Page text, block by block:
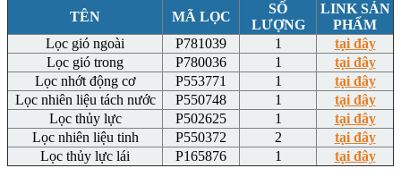
TÊN MÃ LỌC
SỐ
LƯỢNG
LINK SẢN
PHẨM
Lọc gió ngoài
P781039 1
tại đây
Lọc gió trong
P780036 1
tại đây
Lọc nhớt động cơ
P553771 1
tại đây
Lọc nhiên liệu tách nước
P550748 1
tại đây
Lọc thủy lực
P502625 1
tại đây
Lọc nhiên liệu tinh
P550372 2
tại đây
Lọc thủy lực lái
P165876 1 tại đây